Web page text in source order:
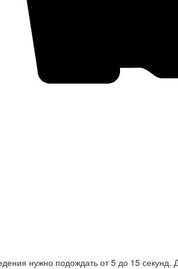
нужно подождать от 5 до 15 секунд.